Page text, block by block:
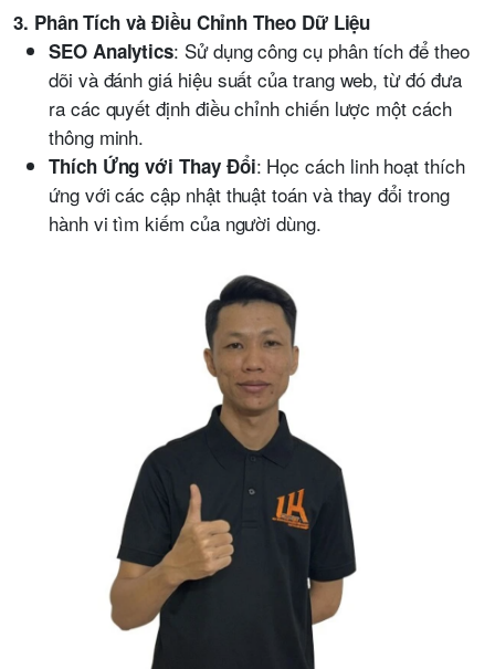
3. Phân Tích và Điều Chỉnh Theo Dữ Liệu
SEO Analytics: Sử dụng công cụ phân tích để theo
dõi và đánh giá hiệu suất của trang web, từ đó đưa
ra các quyết định điều chỉnh chiến lược một cách
thông minh.
Thích Ứng với Thay Đổi: Học cách linh hoạt thích
ứng với các cập nhật thuật toán và thay đổi trong
hành vi tìm kiếm của người dùng.